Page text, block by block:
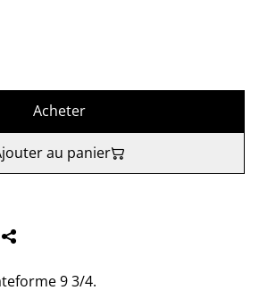
Acheter
au panier
9 3/4.